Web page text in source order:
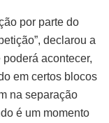
por parte do
declarou a
acontecer,
em certos blocos
na separação
é um momento